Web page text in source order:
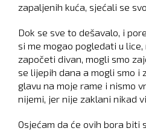
zapaljenih kuća, sjećali se
Dok se sve to dešavalo, i
si me mogao pogledati u
započeti divan, mogli smo
se lijepih dana a mogli smo i
glavu na moje rame i nismo
nijemi, jer nije zaklani nikad
Osjećam da će ovih bora biti